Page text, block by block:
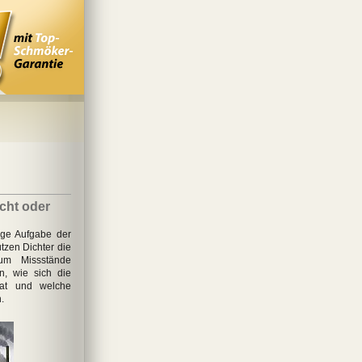
oder
Aufgabe der
Dichter die
Missstände
wie sich die
und welche